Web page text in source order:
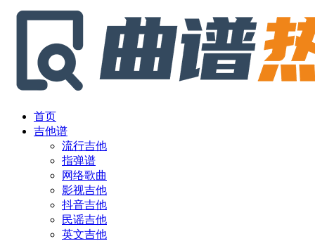
首页
吉他谱
流行吉他
指弹谱
网络歌曲
影视吉他
抖音吉他
民谣吉他
英文吉他